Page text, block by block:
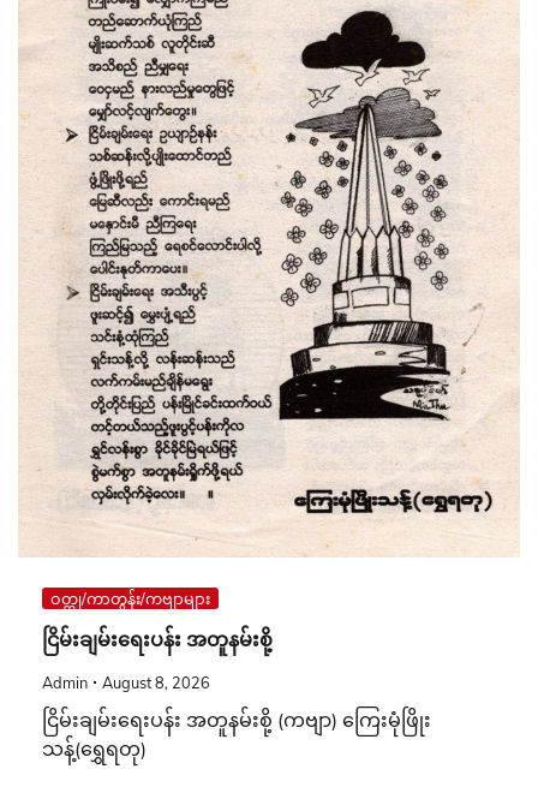
ဝတ္ထု/ကာတွန်း/ကဗျာများ
ငြိမ်းချမ်းရေးပန်း အတူနမ်းစို့
Admin August 8, 2026
ငြိမ်းချမ်းရေးပန်း အတူနမ်းစို့ (ကဗျာ) ကြေးမုံဖြိုး
သန့်(ရွှေရတု)